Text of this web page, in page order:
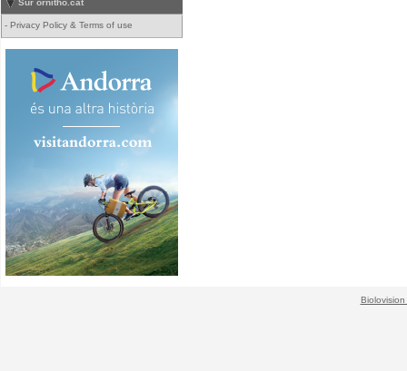
Sur ornitho.cat
- Privacy Policy & Terms of use
Biolovision